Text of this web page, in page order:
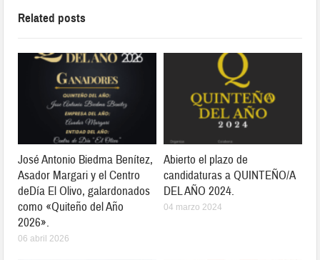
Related posts
José Antonio Biedma Benítez,
Asador Margari y el Centro
deDía El Olivo, galardonados
como «Quiteño del Año
2026».
06 abril 2026
Abierto el plazo de
candidaturas a QUINTEÑO/A
DEL AÑO 2024.
04 marzo 2024